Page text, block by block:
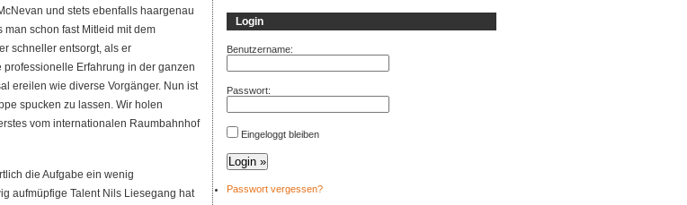
und stets ebenfalls haargenau
schon fast Mitleid mit dem
schneller entsorgt, als er
Erfahrung in der ganzen
ereilen wie diverse Vorgänger. Nun ist
spucken zu lassen. Wir holen
vom internationalen Raumbahnhof
die Aufgabe ein wenig
aufmüpfige Talent Nils Liesegang hat
Login
Benutzername:
Passwort:
Eingeloggt bleiben
Passwort vergessen?